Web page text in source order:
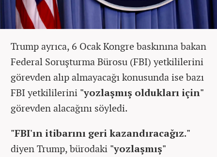
Trump ayrıca, 6 Ocak Kongre baskınına bakan
Federal Soruşturma Bürosu (FBI) yetkililerini
görevden alıp almayacağı konusunda ise bazı
FBI yetkililerini "yozlaşmış oldukları için"
görevden alacağını söyledi.
"FBI'ın itibarını geri kazandıracağız."
diyen Trump, bürodaki "yozlaşmış"